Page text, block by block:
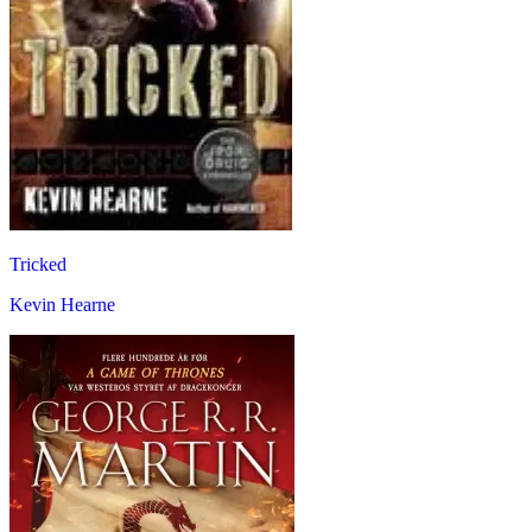
Tricked
Kevin Hearne